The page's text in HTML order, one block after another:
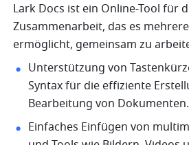
Lark Docs ist ein Online-Tool für
Zusammenarbeit, das es
ermöglicht, gemeinsam zu
Unterstützung von
Syntax für die effiziente
Bearbeitung von Dokumenten.
Einfaches Einfügen von